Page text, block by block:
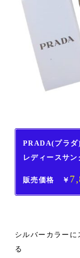
PRADA(プラダ)
レディースサ
販売価格 ￥
シルバーカラーに
る